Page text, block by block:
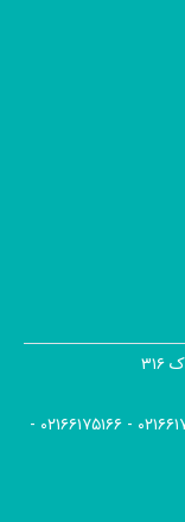
۰۲۱۶۶۴۸۰۸۸۶ - ۰۲۱۶۶۴۸۰۸۸۷ - ۰۲۱۶۶۱۷۵۱۵۷ - ۰۲۱۶۶۱۷۵۱۶۶ -